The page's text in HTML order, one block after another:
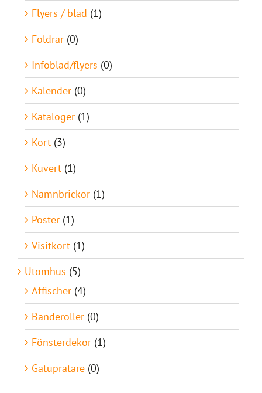
Flyers / blad (1)
Foldrar (0)
Infoblad/flyers (0)
Kalender (0)
Kataloger (1)
Kort (3)
Kuvert (1)
Namnbrickor (1)
Poster (1)
Visitkort (1)
Utomhus (5)
Affischer (4)
Banderoller (0)
Fönsterdekor (1)
Gatupratare (0)